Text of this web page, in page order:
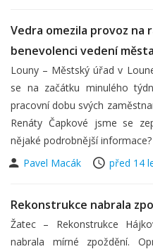
Vedra omezila provoz na
benevolenci vedení
Louny – Městský úřad v
se na začátku minulého
pracovní dobu svých
Renáty Čapkové jsme se
nějaké podrobnější informace?
Pavel Macák
před 14
Rekonstrukce nabrala
Žatec – Rekonstrukce
nabrala mírné zpoždění.